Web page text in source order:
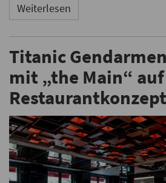
Weiterlesen
Titanic
mit „the Main“
Restaurantkonzept